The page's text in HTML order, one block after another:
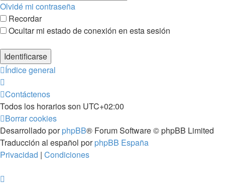
Olvidé mi contraseña
Recordar
Ocultar mi estado de conexión en esta sesión
Índice general
Contáctenos
Todos los horarios son UTC+02:00
Borrar cookies
Desarrollado porphpBB® Forum Software © phpBB Limited
Traducción al español porphpBB España
Privacidad | Condiciones